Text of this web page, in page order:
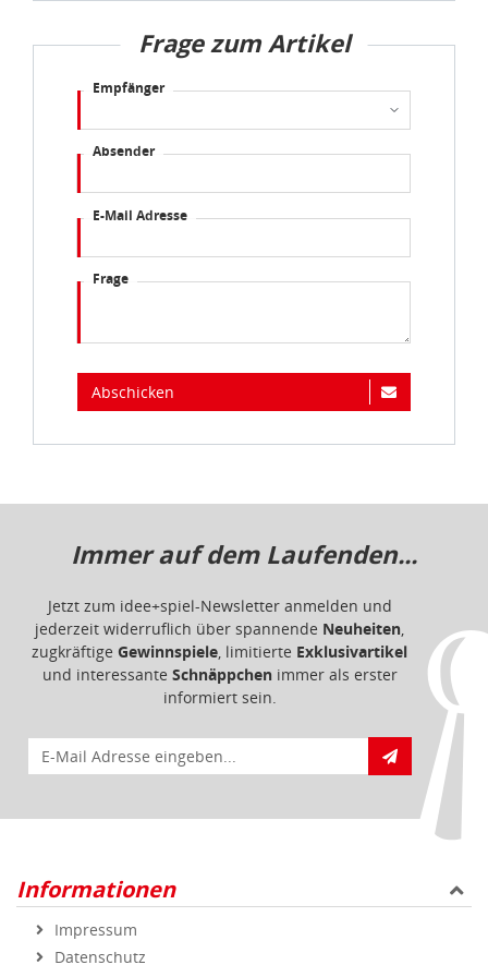
Sie können die Cookie-Einwilligung jederzeit links unten
Datenschutzbestimmungen
Frage zum Artikel
Empfänger
Absender
E-Mail Adresse
Frage
Abschicken
Immer auf dem Laufenden...
Jetzt zum idee+spiel-Newsletter anmelden und
jederzeit widerruflich über spannende Neuheiten,
zugkräftige Gewinnspiele, limitierte Exklusivartikel
und interessante Schnäppchenimmer als erster
informiert sein.
E-Mail für Newsletteranmeldung
Informationen
Impressum
Datenschutz